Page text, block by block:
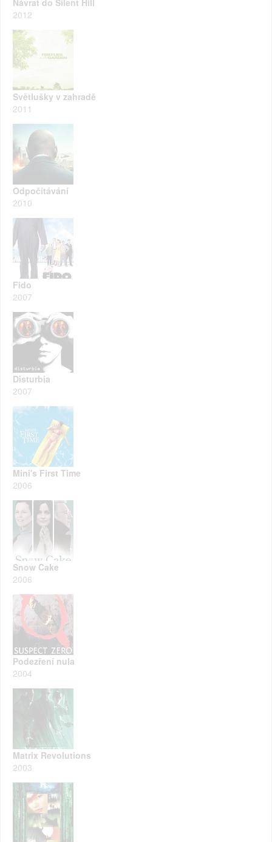
2012
Světlušky v zahradě
2011
Odpočítávání
2010
Fido
2007
Disturbia
2007
Mini's First Time
2006
Snow Cake
2006
Podezření nula
2004
Matrix Revolutions
2003